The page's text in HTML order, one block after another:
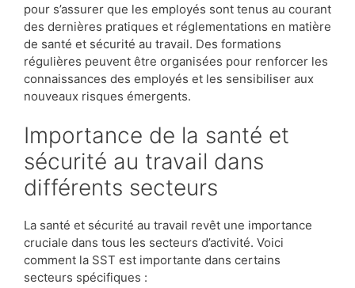
pour s’assurer que les employés sont tenus au courant
des dernières pratiques et réglementations en matière
de santé et sécurité au travail. Des formations
régulières peuvent être organisées pour renforcer les
connaissances des employés et les sensibiliser aux
nouveaux risques émergents.
Importance de la santé et
sécurité au travail dans
différents secteurs
La santé et sécurité au travail revêt une importance
cruciale dans tous les secteurs d’activité. Voici
comment la SST est importante dans certains
secteurs spécifiques :